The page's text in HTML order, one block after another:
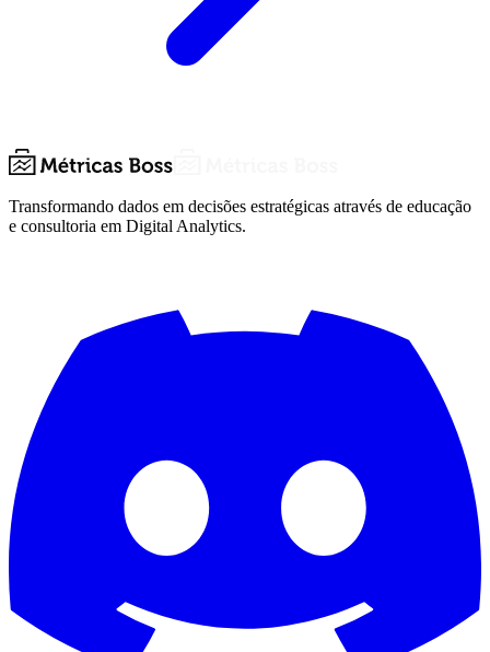
Transformando dados em decisões estratégicas através de educação
e consultoria em Digital Analytics.